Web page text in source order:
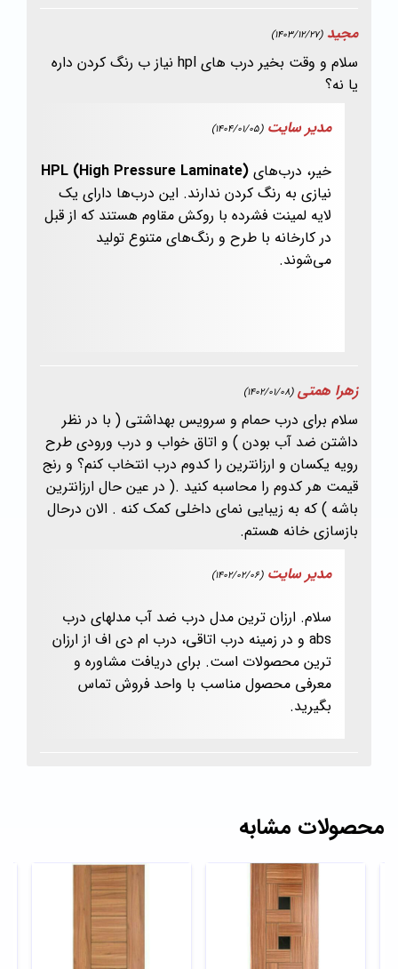
مجید (1403/12/27)
سلام و وقت بخیر درب های hpl نیاز ب رنگ کردن داره
یا نه؟
مدیر سایت (1404/01/05)
خیر، درب‌های HPL (High Pressure Laminate)
نیازی به رنگ کردن ندارند. این درب‌ها دارای یک
لایه لمینت فشرده با روکش مقاوم هستند که از قبل
در کارخانه با طرح و رنگ‌های متنوع تولید
می‌شوند.
زهرا همتی (1402/01/08)
سلام برای درب حمام و سرویس بهداشتی ( با در نظر
داشتن ضد آب بودن ) و اتاق خواب و درب ورودی طرح
رویه یکسان و ارزانترین را کدوم درب انتخاب کنم؟ و رنج
قیمت هر کدوم را محاسبه کنید .( در عین حال ارزانترین
باشه ) که به زیبایی نمای داخلی کمک کنه . الان درحال
بازسازی خانه هستم.
مدیر سایت (1402/02/06)
سلام. ارزان ترین مدل درب ضد آب مدلهای درب
abs و در زمینه درب اتاقی، درب ام دی اف از ارزان
ترین محصولات است. برای دریافت مشاوره و
معرفی محصول مناسب با واحد فروش تماس
بگیرید.
محصولات مشابه